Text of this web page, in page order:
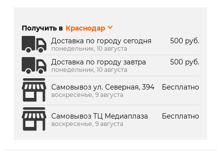
г. Краснодар, ТК Медиаплаза:
Получить в Краснодар
Доставка по городу сегодня
500 руб.
понедельник, 10 августа
Доставка по городу завтра 500 руб.
понедельник, 10 августа
Самовывоз ул. Северная, 394 Бесплатно
воскресенье, 9 августа
Самовывоз ТЦ Медиаплаза Бесплатно
воскресенье, 9 августа